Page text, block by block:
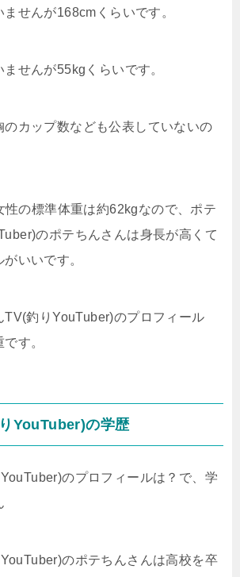
せんが168cmくらいです。
せんが55kgくらいです。
のカップ数なども公表していないの
性の標準体重は約62kgなので、ポテ
のポテちんさんは身長が高くて
いいです。
TV(釣りYouTuber)のプロフィール
す。
YouTuber)の学歴
のプロフィールは？で、学
のポテちんさんは高校を卒